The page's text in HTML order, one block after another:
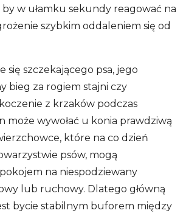
w ułamku sekundy reagować na
szybkim oddaleniem się od
się szczekającego psa, jego
bieg za rogiem stajni czy
z krzaków podczas
może wywołać u konia prawdziwą
które na co dzień
psów, mogą
na niespodziewany
lub ruchowy. Dlatego główną
bycie stabilnym buforem między